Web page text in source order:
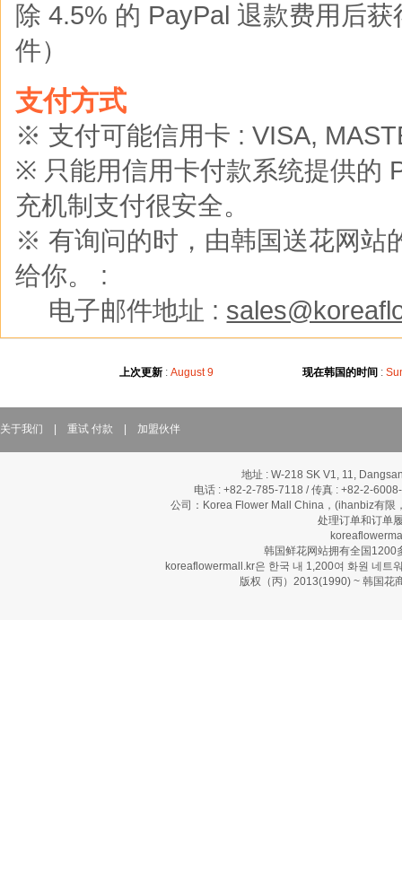
除 4.5% 的 PayPal 退款费用后
件）
支付方式
※ 支付可能信用卡 : VISA,
※ 只能用信用卡付款系统提供的
充机制支付很安全。
※ 有询问的时，由韩国送花网站
给你。 :
电子邮件地址 :
上次更新 : August 9 现在韩国的时间 :
关于我们 重试 付款 加盟伙伴
地址 : W-218 SK V1, 11,
电话 : +82-2-785-7118 / 传真 : +82-2-
公司：Korea Flower Mall China，(ihanbiz有限
处理订单和订单
韩国鲜花网站拥有全国1200
koreaflowermall.kr은 한국 내 1,200여 화원 네트
版权（丙）2013(1990) ~ 韩国花